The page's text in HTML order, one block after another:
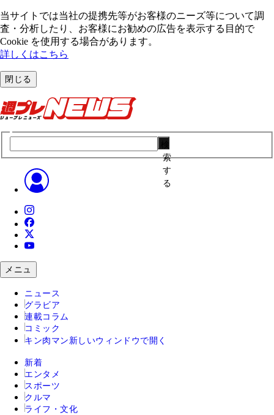
当サイトでは当社の提携先等がお客様のニーズ等について調
査・分析したり、お客様にお勧めの広告を表⽰する⽬的で
Cookie を使⽤する場合があります。
詳しくはこちら
閉じる
索
す
る
メニュ
ニュース
グラビア
連載コラム
コミック
キン肉マン 新しいウィンドウで開く
新着
エンタメ
スポーツ
クルマ
ライフ・文化